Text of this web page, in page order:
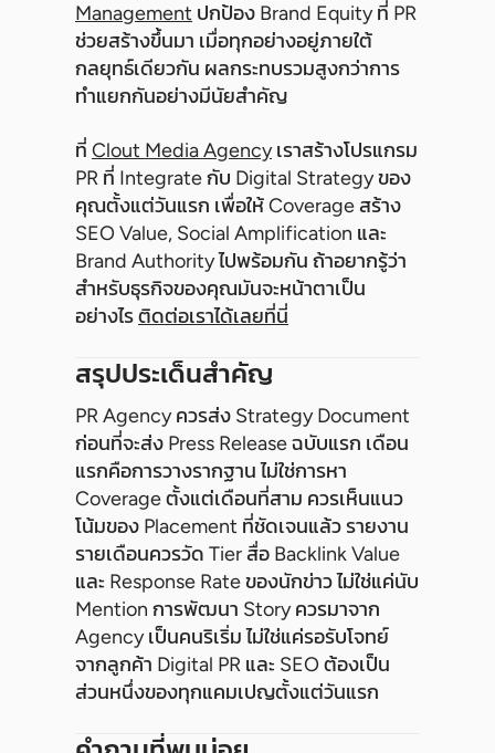
Management ปกป้อง Brand Equity ที่ PR
ช่วยสร้างขึ้นมา เมื่อทุกอย่างอยู่ภายใต้
กลยุทธ์เดียวกัน ผลกระทบรวมสูงกว่าการ
ทำแยกกันอย่างมีนัยสำคัญ
ที่ Clout Media Agencyเราสร้างโปรแกรม
PR ที่ Integrate กับ Digital Strategy ของ
คุณตั้งแต่วันแรก เพื่อให้ Coverage สร้าง
SEO Value, Social Amplification และ
Brand Authority ไปพร้อมกัน ถ้าอยากรู้ว่า
สำหรับธุรกิจของคุณมันจะหน้าตาเป็น
อย่างไรติดต่อเราได้เลยที่นี่
สรุปประเด็นสำคัญ
PR Agency ควรส่ง Strategy Document
ก่อนที่จะส่ง Press Release ฉบับแรก เดือน
แรกคือการวางรากฐาน ไม่ใช่การหา
Coverage ตั้งแต่เดือนที่สาม ควรเห็นแนว
โน้มของ Placement ที่ชัดเจนแล้ว รายงาน
รายเดือนควรวัด Tier สื่อ Backlink Value
และ Response Rate ของนักข่าว ไม่ใช่แค่นับ
Mention การพัฒนา Story ควรมาจาก
Agency เป็นคนริเริ่ม ไม่ใช่แค่รอรับโจทย์
จากลูกค้า Digital PR และ SEO ต้องเป็น
ส่วนหนึ่งของทุกแคมเปญตั้งแต่วันแรก